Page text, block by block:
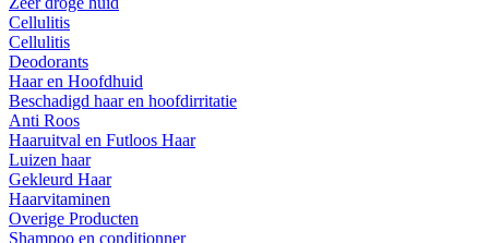
Cellulitis
Cellulitis
Deodorants
Haar en Hoofdhuid
Beschadigd haar en hoofdirritatie
Anti Roos
Haaruitval en Futloos Haar
Luizen haar
Gekleurd Haar
Haarvitaminen
Overige Producten
Shampoo en conditionner